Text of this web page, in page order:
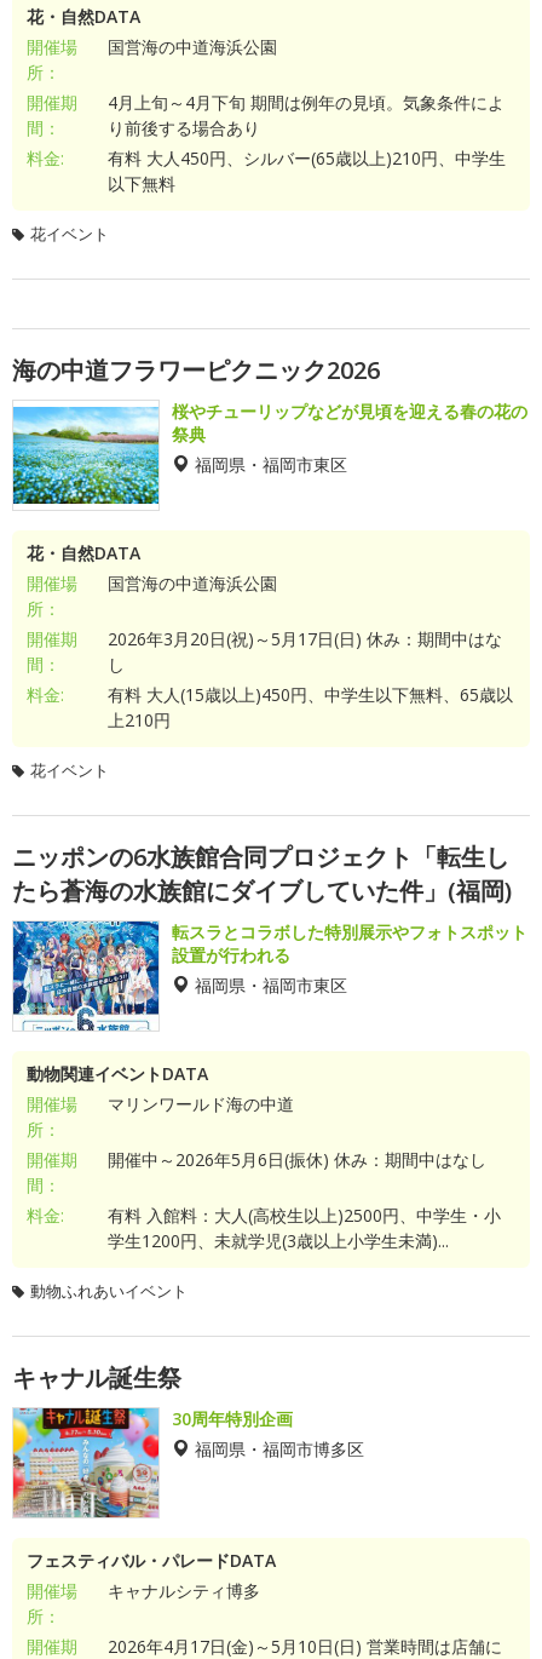
花・自然DATA
開催場
所：
国営海の中道海浜公園
開催期
間：
4月上旬～4月下旬 期間は例年の見頃。気象条件によ
り前後する場合あり
料金:
有料 大人450円、シルバー(65歳以上)210円、中学生
以下無料
花イベント
海の中道フラワーピクニック2026
桜やチューリップなどが見頃を迎える春の花の
祭典
福岡県・福岡市東区
花・自然DATA
開催場
所：
国営海の中道海浜公園
開催期
間：
2026年3月20日(祝)～5月17日(日) 休み：期間中はな
し
料金:
有料 大人(15歳以上)450円、中学生以下無料、65歳以
上210円
花イベント
ニッポンの6水族館合同プロジェクト「転生し
たら蒼海の水族館にダイブしていた件」(福岡)
転スラとコラボした特別展示やフォトスポット
設置が行われる
福岡県・福岡市東区
動物関連イベントDATA
開催場
所：
マリンワールド海の中道
開催期
間：
開催中～2026年5月6日(振休) 休み：期間中はなし
料金:
有料 入館料：大人(高校生以上)2500円、中学生・小
学生1200円、未就学児(3歳以上小学生未満)...
動物ふれあいイベント
キャナル誕生祭
30周年特別企画
福岡県・福岡市博多区
フェスティバル・パレードDATA
開催場
所：
キャナルシティ博多
開催期
2026年4月17日(金)～5月10日(日) 営業時間は店舗に